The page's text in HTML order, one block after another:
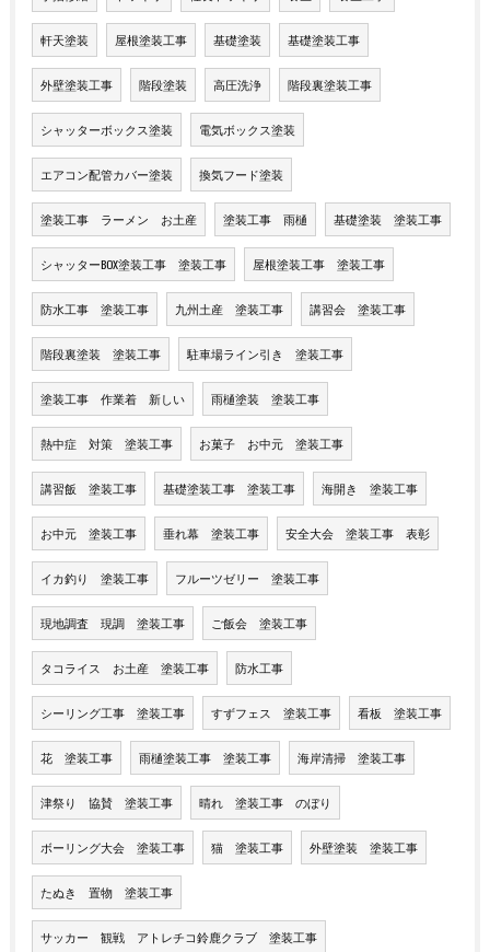
軒天塗装 屋根塗装工事 基礎塗装 基礎塗装工事
外壁塗装工事 階段塗装 高圧洗浄 階段裏塗装工事
シャッターボックス塗装 電気ボックス塗装
エアコン配管カバー塗装 換気フード塗装
塗装工事 ラーメン お土産 塗装工事 雨樋 基礎塗装 塗装工事
シャッターBOX塗装工事 塗装工事 屋根塗装工事 塗装工事
防水工事 塗装工事 九州土産 塗装工事 講習会 塗装工事
階段裏塗装 塗装工事 駐車場ライン引き 塗装工事
塗装工事 作業着 新しい 雨樋塗装 塗装工事
熱中症 対策 塗装工事 お菓子 お中元 塗装工事
講習飯 塗装工事 基礎塗装工事 塗装工事 海開き 塗装工事
お中元 塗装工事 垂れ幕 塗装工事 安全大会 塗装工事 表彰
イカ釣り 塗装工事 フルーツゼリー 塗装工事
現地調査 現調 塗装工事 ご飯会 塗装工事
タコライス お土産 塗装工事 防水工事
シーリング工事 塗装工事 すずフェス 塗装工事 看板 塗装工事
花 塗装工事 雨樋塗装工事 塗装工事 海岸清掃 塗装工事
津祭り 協賛 塗装工事 晴れ 塗装工事 のぼり
ボーリング大会 塗装工事 猫 塗装工事 外壁塗装 塗装工事
たぬき 置物 塗装工事
サッカー 観戦 アトレチコ鈴鹿クラブ 塗装工事